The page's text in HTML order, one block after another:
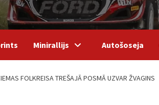
Minirallijs Autošoseja
FOLKREISA TREŠAJĀ POSMĀ UZVAR ŽVAGINS